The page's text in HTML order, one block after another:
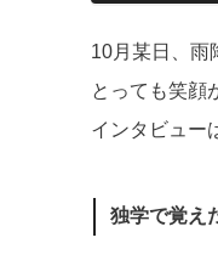
10月某日、雨
とっても笑顔
インタビュー
独学で覚え